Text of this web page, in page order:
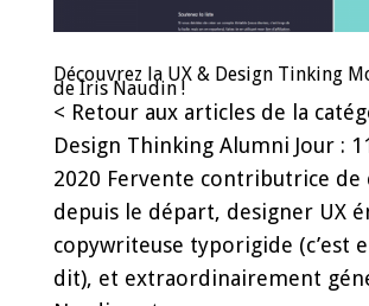
Découvrez la UX & Design Tinking
de Iris Naudin !
< Retour aux articles de la
Design Thinking Alumni Jour :
2020 Fervente contributrice de
depuis le départ, designer UX
copywriteuse typorigide (c’est
dit), et extraordinairement